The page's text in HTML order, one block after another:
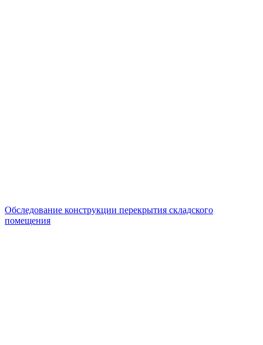
Обследование конструкции перекрытия складского
помещения